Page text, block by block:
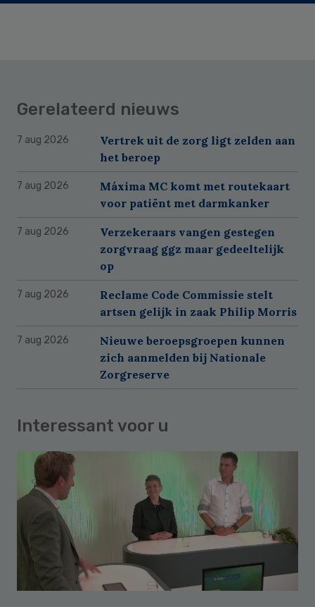
Gerelateerd nieuws
7 aug 2026
Vertrek uit de zorg ligt zelden aan
het beroep
7 aug 2026
Máxima MC komt met routekaart
voor patiënt met darmkanker
7 aug 2026
Verzekeraars vangen gestegen
zorgvraag ggz maar gedeeltelijk
op
7 aug 2026
Reclame Code Commissie stelt
artsen gelijk in zaak Philip Morris
7 aug 2026
Nieuwe beroepsgroepen kunnen
zich aanmelden bij Nationale
Zorgreserve
Interessant voor u